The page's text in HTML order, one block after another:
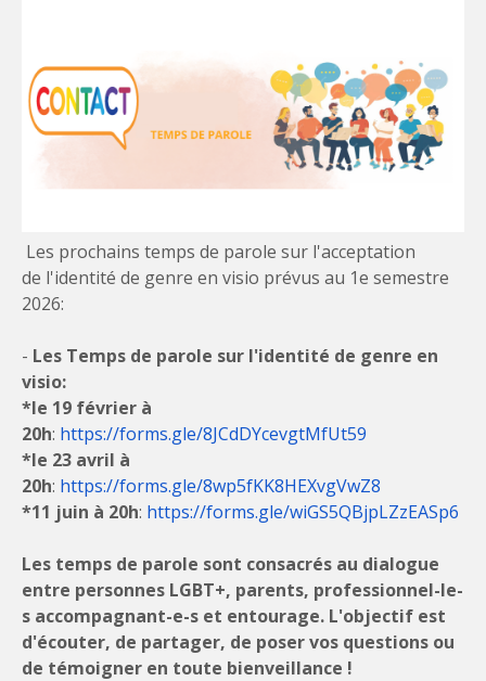
Les prochains temps de parole sur l'acceptation
de l'identité de genre en visio prévus au 1e semestre
2026:
- Les Temps de parole sur l'identité de genre en
visio:
*le 19 février à
20h: https://forms.gle/8JCdDYcevgtMfUt59
*le 23 avril à
20h: https://forms.gle/8wp5fKK8HEXvgVwZ8
*11 juin à 20h: https://forms.gle/wiGS5QBjpLZzEASp6
Les temps de parole sont consacrés au dialogue
entre personnes LGBT+, parents, professionnel-le-
s accompagnant-e-s et entourage. L'objectif est
d'écouter, de partager, de poser vos questions ou
de témoigner en toute bienveillance !